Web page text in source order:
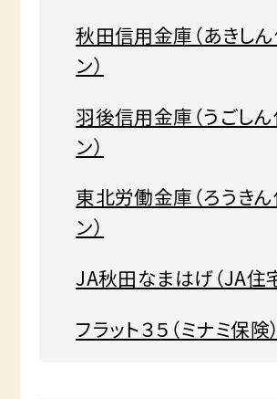
秋田信用金庫（あきし
ン）
羽後信用金庫（うごし
ン）
東北労働金庫（ろうき
ン）
JA秋田なまはげ（JA住
フラット３５（ミナミ保険）